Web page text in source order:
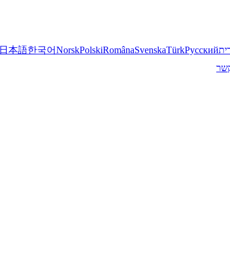
日本語한국어NorskPolskiRomânaSvenskaTürkРусский